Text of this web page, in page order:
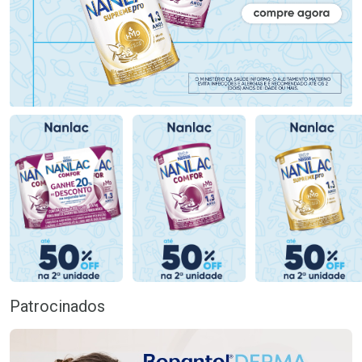
Patrocinados